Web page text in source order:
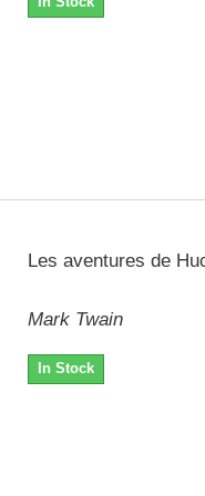
Les aventures de
Mark Twain
In Stock